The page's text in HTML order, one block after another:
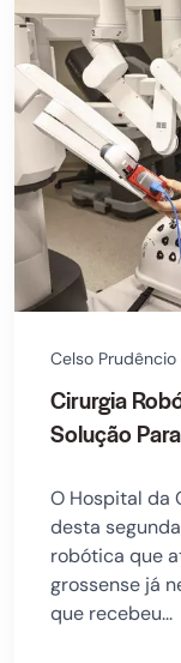
Celso Prudêncio
Cirurgia
Solução
O Hospital da
desta
robótica que
grossense já
que recebeu...